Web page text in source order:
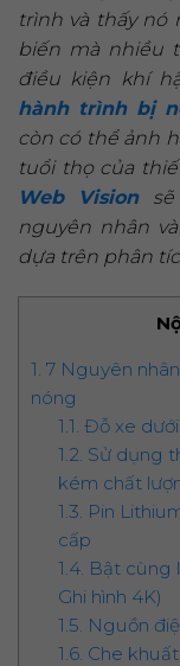
trình và thấy nó
biến mà nhiều
điều kiện khí
hành trình bị
còn có thể ảnh
tuổi thọ của
Web Visionsẽ
nguyên nhân
dựa trên phân
1. 7 Nguyên
nóng
1.1. Đỗ xe
1.2. Sử dụng
kém chất
1.3. Pin
cấp
1.4. Bật cùng
Ghi hình 4K)
1.5. Nguồn
1.6. Che